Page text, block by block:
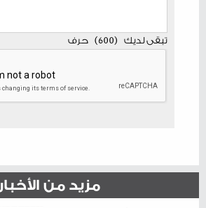
تبقى لديك (
600
) حرف
مزيد من الأخبار